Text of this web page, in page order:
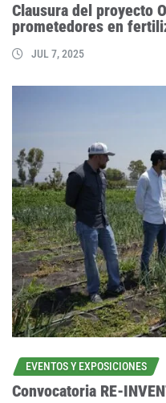
Clausura del proyecto
prometedores en
JUL 7, 2025
EVENTOS Y EXPOSICIONES
Convocatoria RE-